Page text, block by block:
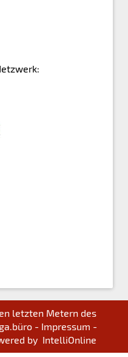
letzten Metern des
- Impressum -
by IntelliOnline